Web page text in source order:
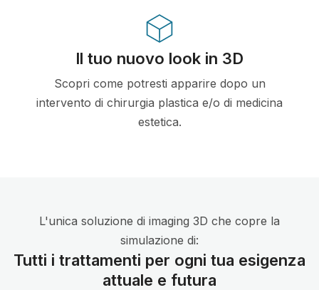
Il tuo nuovo look in 3D
Scopri come potresti apparire dopo un
intervento di chirurgia plastica e/o di medicina
estetica.
L'unica soluzione di imaging 3D che copre la
simulazione di:
Tutti i trattamenti per ogni tua esigenza
attuale e futura